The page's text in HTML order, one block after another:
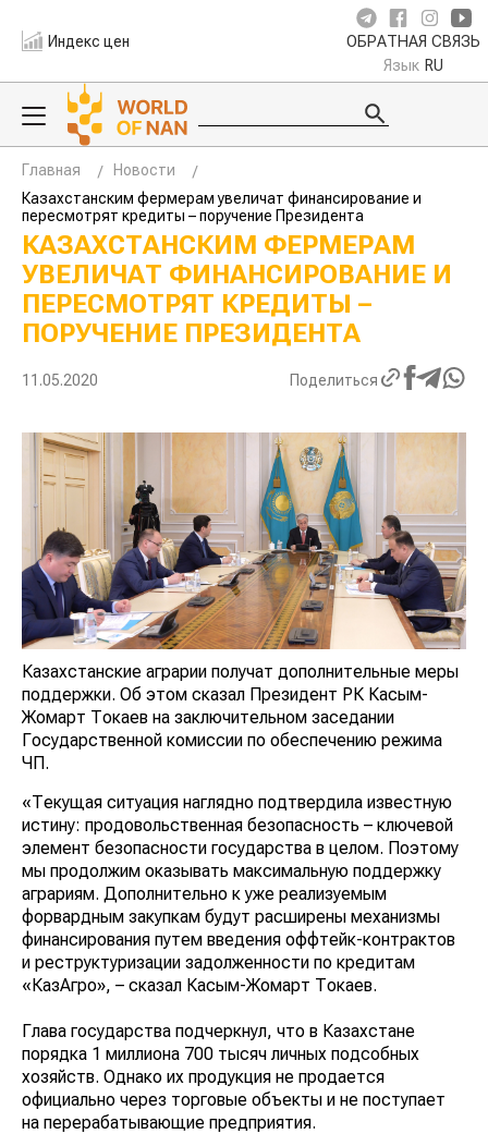
Индекс цен ОБРАТНАЯ СВЯЗЬ
Язык RU
Главная
Новости
Казахстанским фермерам увеличат финансирование и
пересмотрят кредиты – поручение Президента
КАЗАХСТАНСКИМ ФЕРМЕРАМ
УВЕЛИЧАТ ФИНАНСИРОВАНИЕ И
ПЕРЕСМОТРЯТ КРЕДИТЫ –
ПОРУЧЕНИЕ ПРЕЗИДЕНТА
11.05.2020 Поделиться
Казахстанские аграрии получат дополнительные
меры поддержки. Об этом сказал Президент РК
Касым-Жомарт Токаев на заключительном заседании
Государственной комиссии по обеспечению режима
ЧП.
«Текущая ситуация наглядно подтвердила известную
истину: продовольственная безопасность – ключевой
элемент безопасности государства в целом. Поэтому
мы продолжим оказывать максимальную поддержку
аграриям. Дополнительно к уже реализуемым
форвардным закупкам будут расширены механизмы
финансирования путем введения оффтейк-
контрактов и реструктуризации задолженности по
кредитам «КазАгро», – сказал Касым-Жомарт Токаев.
Глава государства подчеркнул, что в Казахстане
порядка 1 миллиона 700 тысяч личных подсобных
хозяйств. Однако их продукция не продается
официально через торговые объекты и не поступает
на перерабатывающие предприятия.